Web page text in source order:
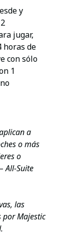
y
jugar,
horas de
con sólo
1
a
o más
o
All-Suite
las
por Majestic